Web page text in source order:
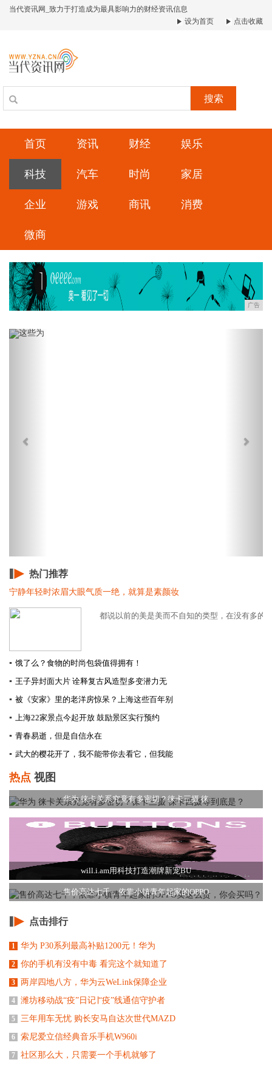
当代资讯网_致力于打造成为最具影响力的财经资讯信息
设为首页
点击收藏
搜索
首页 资讯 财经 娱乐
科技 汽车 时尚 家居
企业 游戏 商讯 消费
微商
广告
Previous
热门推荐
宁静年轻时浓眉大眼气质一绝，就算是素颜妆
都说以前的美是美而不自知的类型，在没有多的
▪ 饿了么？食物的时尚包袋值得拥有！
▪ 王子异封面大片 诠释复古风造型多变潜力无
▪ 被《安家》里的老洋房惊呆？上海这些百年别
▪
上海22家景点今起开放 鼓励景区实行预约
▪ 青春易逝，但是自信永在
▪ 武大的樱花开了，我不能带你去看它，但我能
热点 视图
华为 徕卡关系究竟有多密切？徕卡三摄 徕
will.i.am用科技打造潮牌新宠BU
售价高达七千，依靠小镇青年起家的OPPO
点击排行
1 华为 P30系列最高补贴1200元！华为
2 你的手机有没有中毒 看完这个就知道了
3 两岸四地八方，华为云WeLink保障企业
4 潍坊移动战“疫”日记∣“疫”线通信守护者
5 三年用车无忧 购长安马自达次世代MAZD
6 索尼爱立信经典音乐手机W960i
7 社区那么大，只需要一个手机就够了